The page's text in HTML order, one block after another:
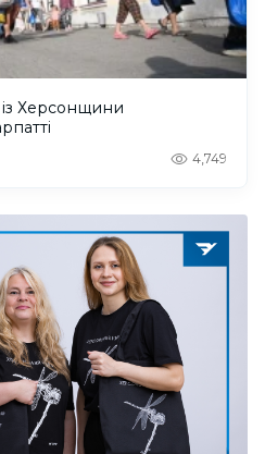
Херсонщини
4,749